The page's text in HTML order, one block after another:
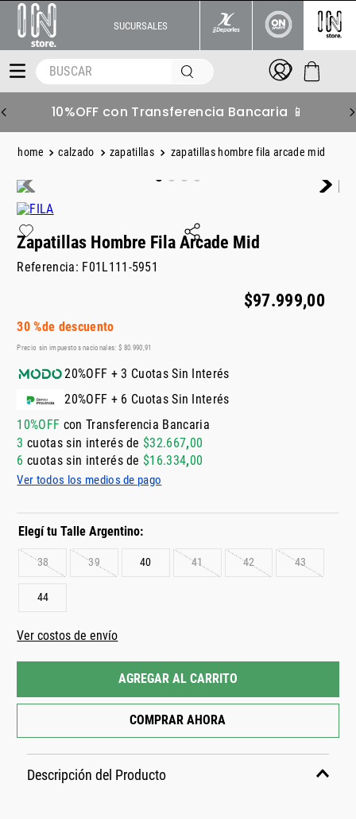
SUCURSALES
BUSCAR
10%OFF con Transferencia Bancaria 📱
calzado zapatillas zapatillas hombre fila arcade mid
Zapatillas Hombre Fila Arcade Mid
Referencia: F01L111-5951
$97.999,00
30 %de descuento
Precio sin impuestos nacionales: $ 80 990 91
20%OFF + 3 Cuotas Sin Interés
20%OFF + 6 Cuotas Sin Interés
10%OFF con Transferencia Bancaria
3 cuotas sin interés de $32.667,00
6 cuotas sin interés de $16.334,00
Ver todos los medios de pago
38 39 40 41 42 43
44
Ver costos de envío
AGREGAR AL CARRITO
COMPRAR AHORA
Descripción del Producto